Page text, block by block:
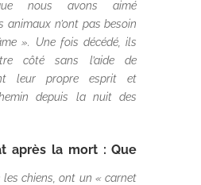
nous avons aimé
animaux n’ont pas besoin
». Une fois décédé, ils
côté sans l’aide de
leur propre esprit et
depuis la nuit des
après la mort : Que
les chiens, ont un « carnet